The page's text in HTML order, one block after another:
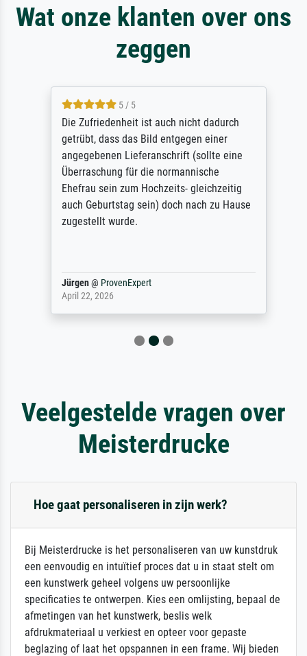
Wat onze klanten over ons
zeggen
5 / 5
Die Zufriedenheit ist auch nicht dadurch
getrübt, dass das Bild entgegen einer
angegebenen Lieferanschrift (sollte eine
Überraschung für die normannische
Ehefrau sein zum Hochzeits- gleichzeitig
auch Geburtstag sein) doch nach zu Hause
zugestellt wurde.
Jürgen@ProvenExpert
April 22, 2026
Veelgestelde vragen over
Meisterdrucke
Hoe gaat personaliseren in zijn werk?
Bij Meisterdrucke is het personaliseren van uw kunstdruk
een eenvoudig en intuïtief proces dat u in staat stelt om
een kunstwerk geheel volgens uw persoonlijke
specificaties te ontwerpen. Kies een omlijsting, bepaal de
afmetingen van het kunstwerk, beslis welk
afdrukmateriaal u verkiest en opteer voor gepaste
beglazing of laat het opspannen in een frame. Wij bieden